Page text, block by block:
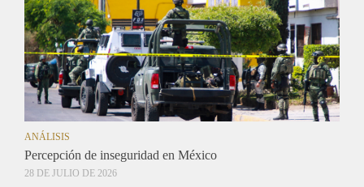
ANÁLISIS
Percepción de inseguridad en México
28 DE JULIO DE 2026